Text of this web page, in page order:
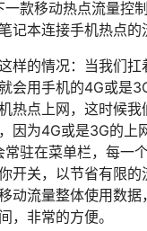
款移动热点流量控
记本连接手机热点的
样的情况：当我们扛
会用手机的4G或是
热点上网，这时候
因为4G或是3G的上
驻在菜单栏，每一
开关，以节省有限的
动流量整体使用数据
，非常的方便。